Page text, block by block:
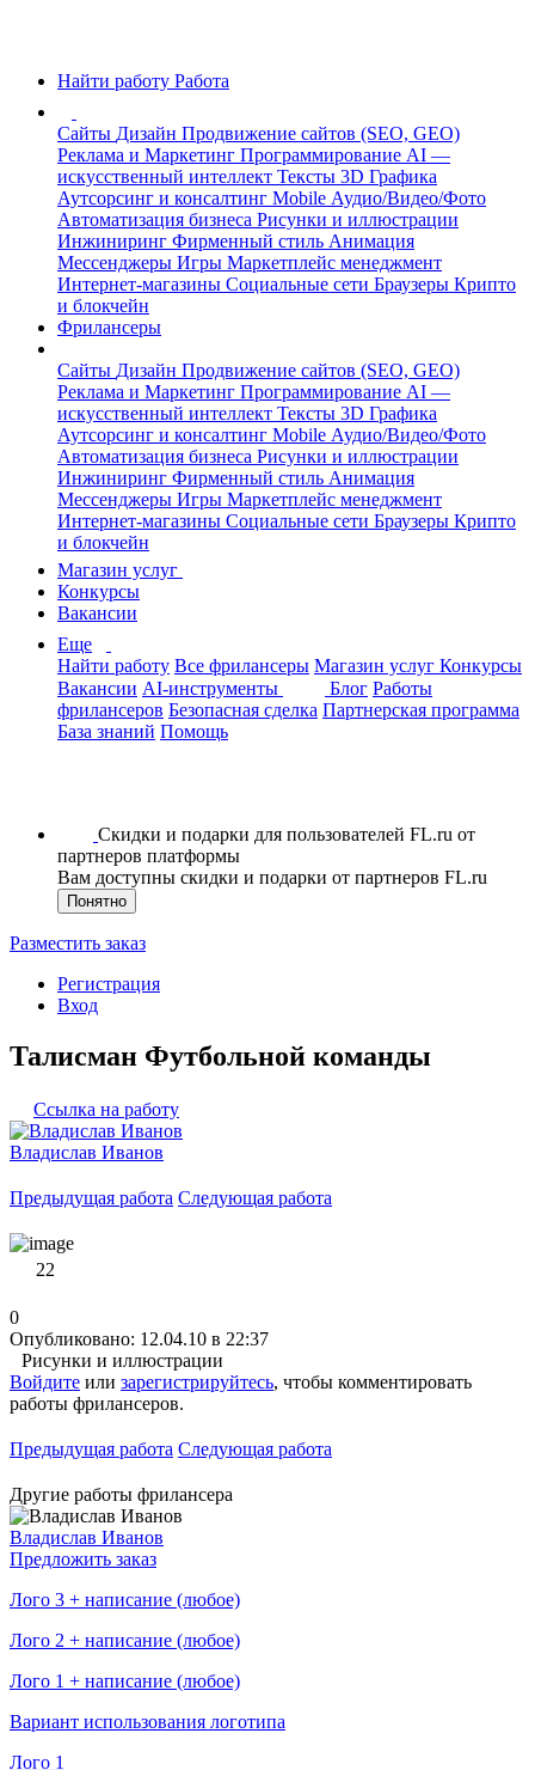
Найти работу Работа
Сайты Дизайн Продвижение сайтов (SEO, GEO)
Реклама и Маркетинг Программирование AI —
искусственный интеллект Тексты 3D Графика
Аутсорсинг и консалтинг Mobile Аудио/Видео/Фото
Автоматизация бизнеса Рисунки и иллюстрации
Инжиниринг Фирменный стиль Анимация
Мессенджеры Игры Маркетплейс менеджмент
Интернет-магазины Социальные сети Браузеры Крипто
и блокчейн
Фрилансеры
Сайты Дизайн Продвижение сайтов (SEO, GEO)
Реклама и Маркетинг Программирование AI —
искусственный интеллект Тексты 3D Графика
Аутсорсинг и консалтинг Mobile Аудио/Видео/Фото
Автоматизация бизнеса Рисунки и иллюстрации
Инжиниринг Фирменный стиль Анимация
Мессенджеры Игры Маркетплейс менеджмент
Интернет-магазины Социальные сети Браузеры Крипто
и блокчейн
Магазин услуг
Конкурсы
Вакансии
Еще
Найти работу Все фрилансеры Магазин услуг Конкурсы
Вакансии AI-инструменты Блог Работы
фрилансеров Безопасная сделка Партнерская программа
База знаний Помощь
Скидки и подарки для пользователей FL.ru от
партнеров платформы
Вам доступны скидки и подарки от партнеров FL.ru
Понятно
Разместить заказ
Регистрация
Вход
Талисман Футбольной команды
Ссылка на работу
Владислав Иванов
Предыдущая работа Следующая работа
22
0
Опубликовано: 12.04.10 в 22:37
Рисунки и иллюстрации
Войдите или зарегистрируйтесь, чтобы комментировать
работы фрилансеров.
Предыдущая работа Следующая работа
Другие работы фрилансера
Владислав Иванов
Предложить заказ
Лого 3 + написание (любое)
Лого 2 + написание (любое)
Лого 1 + написание (любое)
Вариант использования логотипа
Лого 1